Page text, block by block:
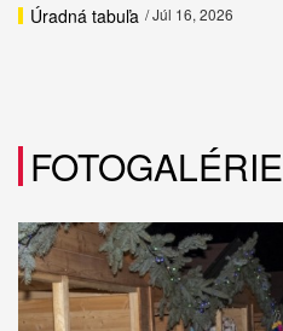
Úradná tabuľa / Júl 16, 2026
FOTOGALÉRIE